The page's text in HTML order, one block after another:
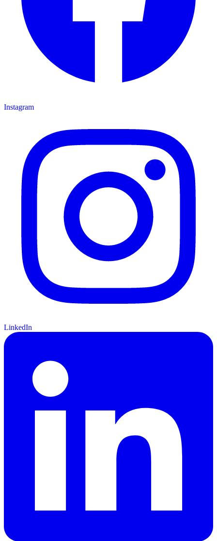
Instagram
LinkedIn